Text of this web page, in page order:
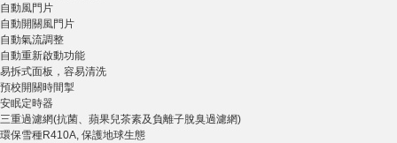
自動風門片
自動開關風門片
自動氣流調整
自動重新啟動功能
易拆式面板，容易清洗
預校開關時間掣
安眠定時器
三重過濾網(抗菌、蘋果兒茶素及負離子脫臭過濾網)
環保雪種R410A, 保護地球生態